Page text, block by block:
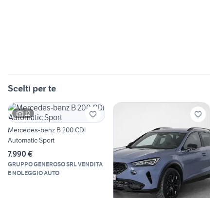
Scelti per te
12
Mercedes-benz B 200 CDI
Automatic Sport
7.990 €
GRUPPO GENEROSO SRL VENDITA
E NOLEGGIO AUTO